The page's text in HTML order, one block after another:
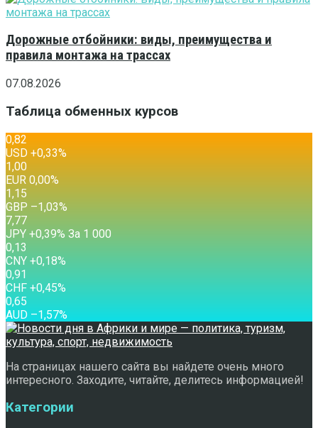
Дорожные отбойники: виды, преимущества и
правила монтажа на трассах
07.08.2026
Таблица обменных курсов
0,82
USD +0,33%
1,00
EUR 0,00%
1,15
GBP –1,03%
7,77
JPY +0,39% За 1 000
0,13
CNY +0,18%
0,91
CHF +0,45%
0,65
AUD –1,57%
На страницах нашего сайта вы найдете очень много
интересного. Заходите, читайте, делитесь информацией!
Категории